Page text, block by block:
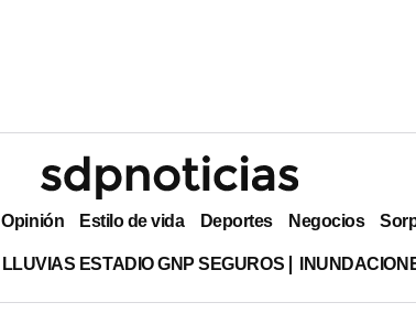
Opinión Estilo de vida Deportes Negocios
LLUVIAS ESTADIO GNP SEGUROS